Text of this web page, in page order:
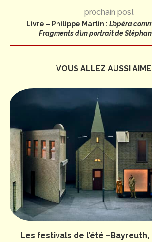
prochain post
Livre – Philippe Martin : L’opéra
Fragments d’un portrait de
VOUS ALLEZ AUSSI
Les festivals de l’été –Bayreuth,